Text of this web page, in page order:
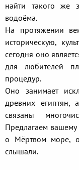
найти такого же
водоёма.
На протяжении
историческую,
сегодня оно
для любителей
процедур.
Оно занимает
древних
связаны
Предлагаем
о Мёртвом море,
слышали.